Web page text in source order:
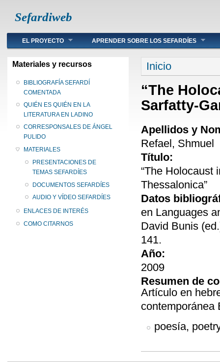
Sefardiweb
Main menu
EL PROYECTO APRENDER SOBRE LOS SEFARDÍES
Materiales y recursos
BIBLIOGRAFÍA SEFARDÍ
COMENTADA
QUIÉN ES QUIÉN EN LA
LITERATURA EN LADINO
CORRESPONSALES DE ÁNGEL
PULIDO
MATERIALES
PRESENTACIONES DE
TEMAS SEFARDÍES
DOCUMENTOS SEFARDÍES
AUDIO Y VÍDEO SEFARDÍES
ENLACES DE INTERÉS
COMO CITARNOS
Se encuentra
Inicio
“The
Sarfatty-
Apellidos y
Refael, Shmuel
Título:
“The Holocaust
Thessalonica”
Datos
en Languages
David Bunis
141.
Año:
2009
Resumen de
Artículo en
contemporánea
poesía,